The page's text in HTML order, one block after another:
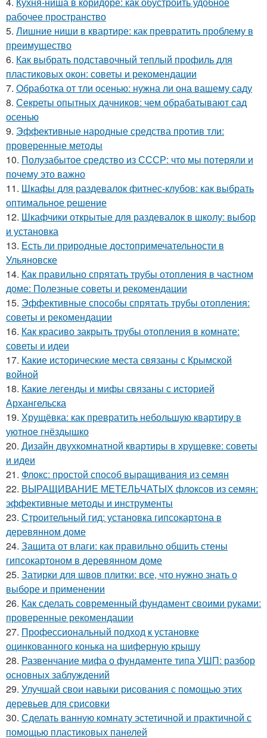
рабочее пространство
5. Лишние ниши в квартире: как превратить проблему в
преимущество
6. Как выбрать подставочный теплый профиль для
пластиковых окон: советы и рекомендации
7. Обработка от тли осенью: нужна ли она вашему саду
8. Секреты опытных дачников: чем обрабатывают сад
осенью
9. Эффективные народные средства против тли:
проверенные методы
10. Полузабытое средство из СССР: что мы потеряли и
почему это важно
11. Шкафы для раздевалок фитнес-клубов: как выбрать
оптимальное решение
12. Шкафчики открытые для раздевалок в школу: выбор
и установка
13. Есть ли природные достопримечательности в
Ульяновске
14. Как правильно спрятать трубы отопления в частном
доме: Полезные советы и рекомендации
15. Эффективные способы спрятать трубы отопления:
советы и рекомендации
16. Как красиво закрыть трубы отопления в комнате:
советы и идеи
17. Какие исторические места связаны с Крымской
войной
18. Какие легенды и мифы связаны с историей
Архангельска
19. Хрущёвка: как превратить небольшую квартиру в
уютное гнёздышко
20. Дизайн двухкомнатной квартиры в хрущевке: советы
и идеи
21. Флокс: простой способ выращивания из семян
22. ВЫРАЩИВАНИЕ МЕТЕЛЬЧАТЫХ флоксов из семян:
эффективные методы и инструменты
23. Строительный гид: установка гипсокартона в
деревянном доме
24. Защита от влаги: как правильно обшить стены
гипсокартоном в деревянном доме
25. Затирки для швов плитки: все, что нужно знать о
выборе и применении
26. Как сделать современный фундамент своими руками:
проверенные рекомендации
27. Профессиональный подход к установке
оцинкованного конька на шиферную крышу
28. Развенчание мифа о фундаменте типа УШП: разбор
основных заблуждений
29. Улучшай свои навыки рисования с помощью этих
деревьев для срисовки
30. Сделать ванную комнату эстетичной и практичной с
помощью пластиковых панелей